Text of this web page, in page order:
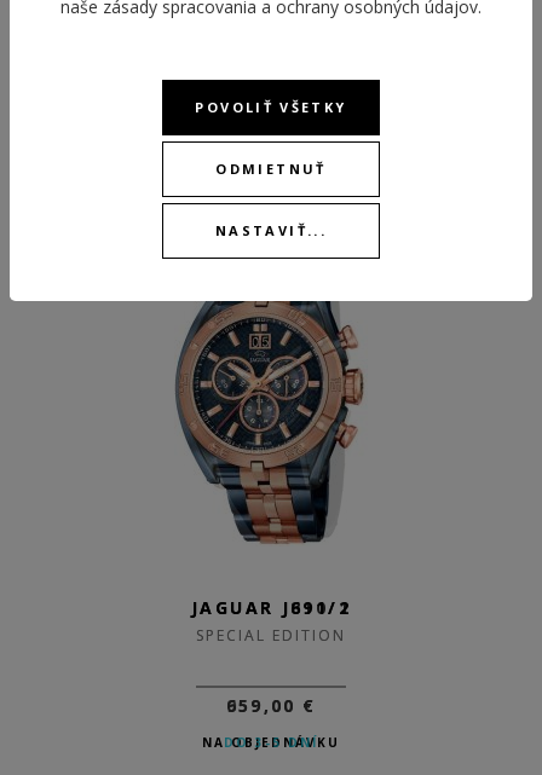
JAGUAR J810/1
SPECIAL EDITION
959,00 €
DO 3-5 DNÍ
JAGUAR J691/2
SPECIAL EDITION
659,00 €
NA OBJEDNÁVKU
naše zásady spracovania a ochrany osobných údajov.
POVOLIŤ VŠETKY
ODMIETNUŤ
NASTAVIŤ...